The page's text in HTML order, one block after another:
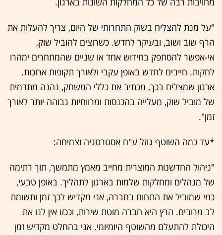
"על מנת להצליח בשוק התחרותי של היום, צריך להעלות את
הרף שוב ושוב, ובעיקר לחדש. כשרוצים להוביל שוק,
אי-אפשר להסתפק בחידוש אחד או שניים שהמתחרים ימהרו
לחקות. חייבים לחדש באופן עקבי ולאורך תקופות ארוכות.
ארגון שמצליח בכך, מכתיב את כללי המשחק, נהנה מתדמית
של מוביל שוק, מעלייה בהכנסות ומרווחיות גבוהה יותר לאורך
זמן".
*עד כמה השוטף גוזל ע"ח אסטרטגיה וצמיחה:
"ניהול החדשנות המוצרית מחייב מאמץ מתמשך, תוך רתימה
של מנהלים ומחלקות שלמות בארגון לתהליך. באופן טבעי,
כמי שמוביל את התחום בחברה, אני מקדיש לכך זמן ותשומת
לב מרובים. הרץ היא חברה מוטת שירות, וככזו אין לנו את
היכולת להתעלם מהשוטף היומיומי. אני בהחלט מקדיש זמן